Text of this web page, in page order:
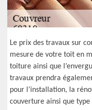
Le prix des travaux sur
mesure de votre toit en
toiture ainsi que
travaux prendra
pour l’installation, la
couverture ainsi que